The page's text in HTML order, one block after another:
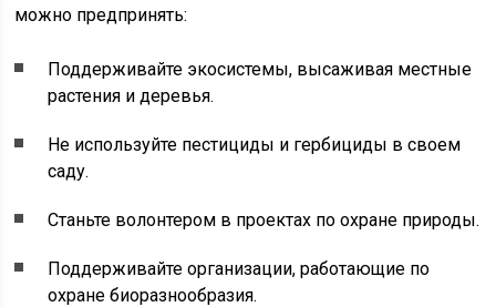
можно предпринять:
Поддерживайте экосистемы, высаживая местные
растения и деревья.
Не используйте пестициды и гербициды в своем
саду.
Станьте волонтером в проектах по охране природы.
Поддерживайте организации, работающие по
охране биоразнообразия.